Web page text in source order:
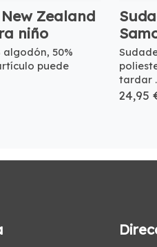
Zealand
niño
algodón, 50%
puede
tardar
24,95